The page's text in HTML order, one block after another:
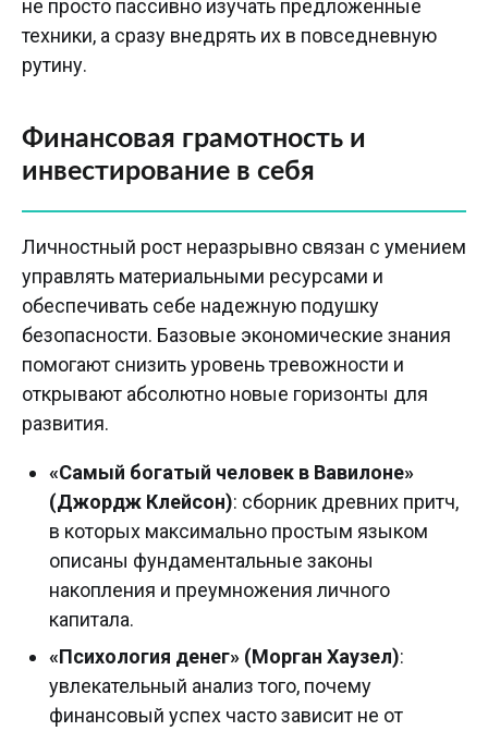
не просто пассивно изучать предложенные
техники, а сразу внедрять их в повседневную
рутину.
Финансовая грамотность и
инвестирование в себя
Личностный рост неразрывно связан с умением
управлять материальными ресурсами и
обеспечивать себе надежную подушку
безопасности. Базовые экономические знания
помогают снизить уровень тревожности и
открывают абсолютно новые горизонты для
развития.
«Самый богатый человек в Вавилоне»
(Джордж Клейсон): сборник древних притч,
в которых максимально простым языком
описаны фундаментальные законы
накопления и преумножения личного
капитала.
«Психология денег» (Морган Хаузел):
увлекательный анализ того, почему
финансовый успех часто зависит не от